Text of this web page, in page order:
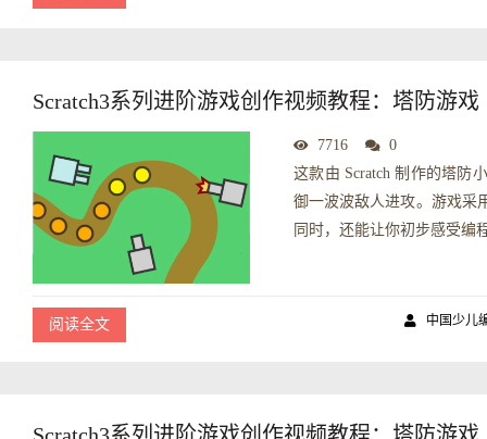
Scratch3系列进阶游戏创作视频教程：塔防游戏
7716
0
这款由 Scratch 制作的塔防
御一波波敌人进攻。游戏采
同时，还能让你初步感受编
阅读全文 中国少儿